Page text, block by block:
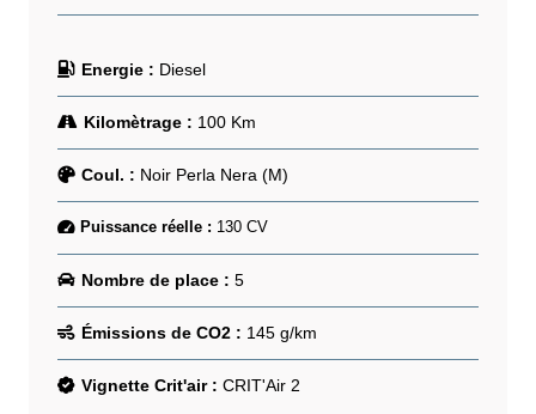
Energie : Diesel
Kilomètrage : 100Km
Coul. : Noir Perla Nera (M)
Puissance réelle : 130 CV
Nombre de place : 5
Émissions de CO2 : 145g/km
Vignette Crit'air : CRIT'Air 2